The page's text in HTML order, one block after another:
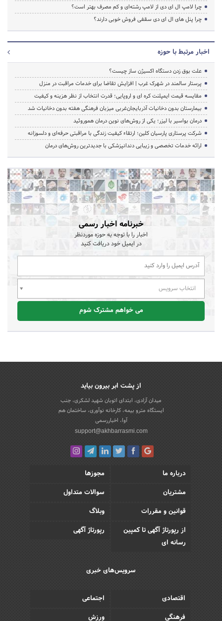
چرا لامپ ال ای دی از لامپ رشته‌ای و کم مصرف بهتر است؟
چرا پنل های ال ای دی سقفی فروش خوبی دارند؟
اخبار مرتبط با حوزه
علت بوق زدن دستگاه اکسیژن ساز چیست؟
پرستار سالمند در شهرک غرب | افزایش تقاضا برای خدمات مراقبت در منزل
مقایسه قیمت ایمپلنت کره ای و اروپایی؛ قدرت انتخاب از نظر هزینه و کیفیت
بیمارستان بدون دخانیات آذربایجان‌غربی میزبان فرهنگی هفته بدون دخانیات شد
درمان بواسیر با لیزر؛ یکی از روش‌های نوین درمان هموروئید
شرکت پرستاری پارسیان کلین؛ ارتقاء کیفیت زندگی با مراقبتی حرفه‌ای و دلسوزانه
ارائه خدمات تخصصی و زیبایی دندانپزشکی با جدیدترین روش‌های درمان
خبرنامه اخبار رسمی
اخبار را با توجه به حوزه موردنظر
در ایمیل خود دریافت کنید
انتخاب سرویس
می خواهم مشترک شوم
از پشت ابر بیرون بیاید
میدان آزادی، ابتدای اتوبان شهید لشکری، جنب
ایستگاه مترو بیمه، کارخانه نوآوری، ساختمان هم
آوا، اخباررسمی
support@akhbarrasmi.com
درباره ما
مجوزها
مشتریان
سوالات متداول
قوانین و مقررات
وبلاگ
از رپورتاژ آگهی تا کمپین
رسانه ای
رپورتاژ آگهی
سرویس‌های خبری
اقتصادی
اجتماعی
فرهنگی
ورزش